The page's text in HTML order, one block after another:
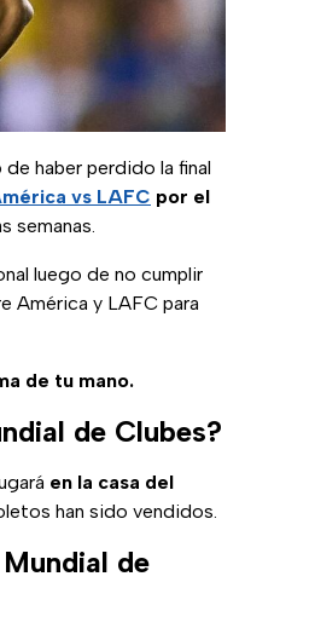
de haber perdido la final
vs LAFC por el
semanas.
luego de no cumplir
América y LAFC para
de tu mano.
de Clubes?
en la casa del
han sido vendidos.
de